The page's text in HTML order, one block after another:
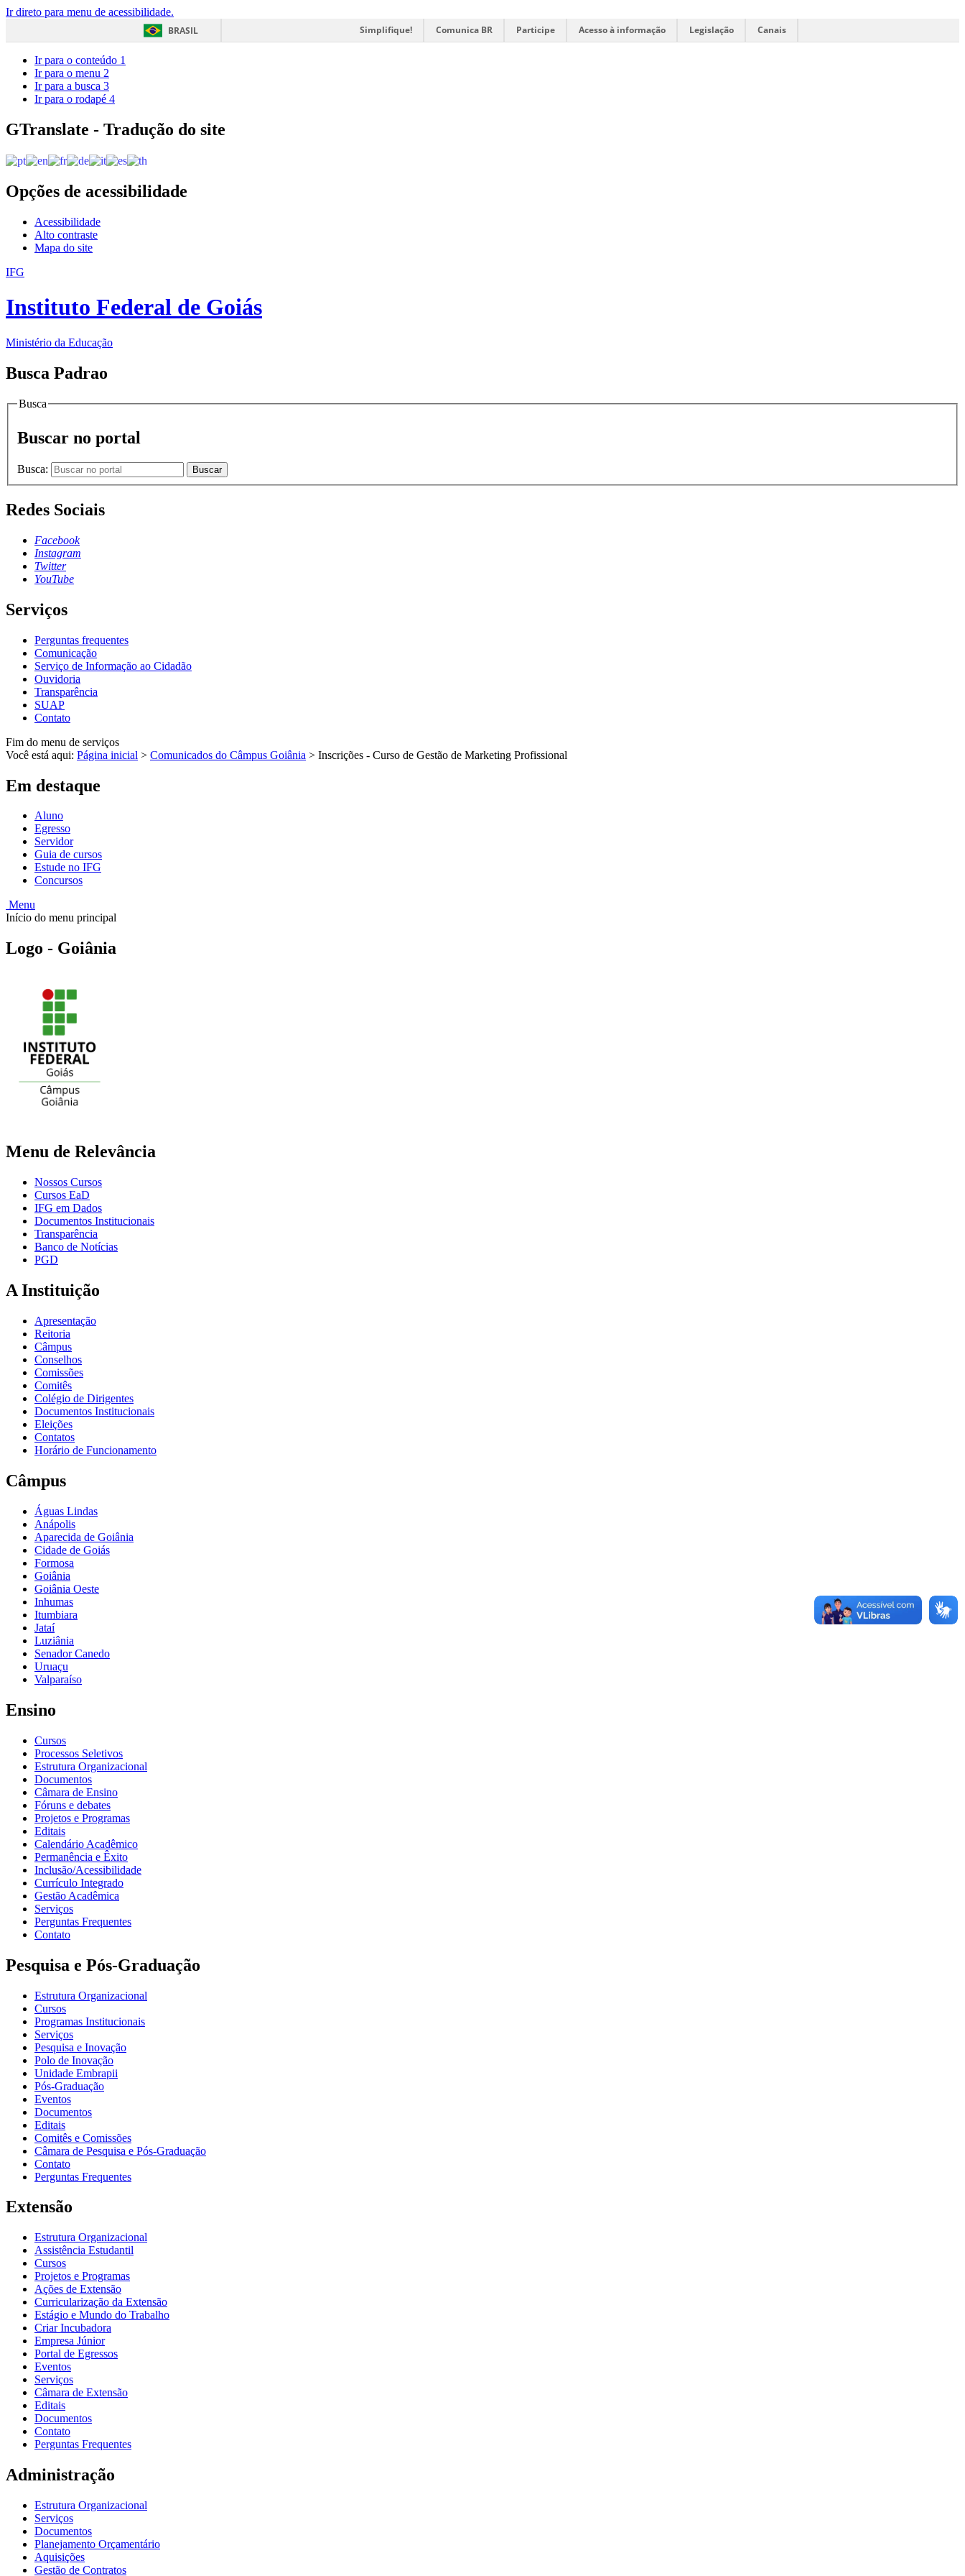
Ir direto para menu de acessibilidade.
BRASIL
Simplifique! Comunica BR Participe Acesso à informação Legislação Canais
Ir para o conteúdo 1
Ir para o menu 2
Ir para a busca 3
Ir para o rodapé 4
GTranslate - Tradução do site
Opções de acessibilidade
Acessibilidade
Alto contraste
Mapa do site
IFG
Instituto Federal de Goiás
Ministério da Educação
Busca Padrao
Busca
Buscar no portal
Busca: Buscar
Redes Sociais
Facebook
Instagram
Twitter
YouTube
Serviços
Perguntas frequentes
Comunicação
Serviço de Informação ao Cidadão
Ouvidoria
Transparência
SUAP
Contato
Fim do menu de serviços
Você está aqui: Página inicial > Comunicados do Câmpus Goiânia > Inscrições - Curso de Gestão de Marketing Profissional
Em destaque
Aluno
Egresso
Servidor
Guia de cursos
Estude no IFG
Concursos
Menu
Início do menu principal
Logo - Goiânia
Menu de Relevância
Nossos Cursos
Cursos EaD
IFG em Dados
Documentos Institucionais
Transparência
Banco de Notícias
PGD
A Instituição
Apresentação
Reitoria
Câmpus
Conselhos
Comissões
Comitês
Colégio de Dirigentes
Documentos Institucionais
Eleições
Contatos
Horário de Funcionamento
Câmpus
Águas Lindas
Anápolis
Aparecida de Goiânia
Cidade de Goiás
Formosa
Goiânia
Goiânia Oeste
Inhumas
Itumbiara
Jataí
Luziânia
Senador Canedo
Uruaçu
Valparaíso
Ensino
Cursos
Processos Seletivos
Estrutura Organizacional
Documentos
Câmara de Ensino
Fóruns e debates
Projetos e Programas
Editais
Calendário Acadêmico
Permanência e Êxito
Inclusão/Acessibilidade
Currículo Integrado
Gestão Acadêmica
Serviços
Perguntas Frequentes
Contato
Pesquisa e Pós-Graduação
Estrutura Organizacional
Cursos
Programas Institucionais
Serviços
Pesquisa e Inovação
Polo de Inovação
Unidade Embrapii
Pós-Graduação
Eventos
Documentos
Editais
Comitês e Comissões
Câmara de Pesquisa e Pós-Graduação
Contato
Perguntas Frequentes
Extensão
Estrutura Organizacional
Assistência Estudantil
Cursos
Projetos e Programas
Ações de Extensão
Curricularização da Extensão
Estágio e Mundo do Trabalho
Criar Incubadora
Empresa Júnior
Portal de Egressos
Eventos
Serviços
Câmara de Extensão
Editais
Documentos
Contato
Perguntas Frequentes
Administração
Estrutura Organizacional
Serviços
Documentos
Planejamento Orçamentário
Aquisições
Gestão de Contratos